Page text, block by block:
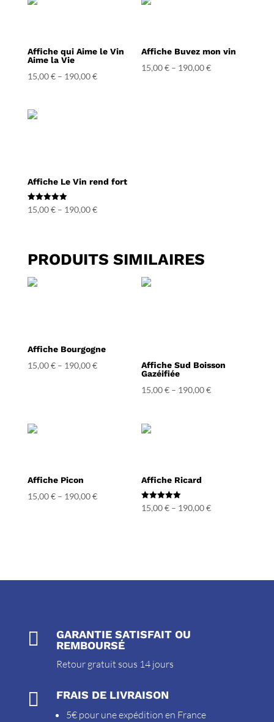
Affiche qui Aime le Vin
Aime la Vie
15,00€– 190,00€
Affiche Buvez mon vin
15,00€ – 190,00€
Affiche Le Vin rend fort
Note
5.00
15,00€– 190,00€
PRODUITS SIMILAIRES
Affiche Bourgogne
15,00€– 190,00€
Affiche Sud Boisson
Gazéifiée
15,00€ – 190,00€
Affiche Picon
15,00€– 190,00€
Affiche Ricard
Note
5.00
15,00€ – 190,00€

GARANTIE SATISFAIT OU
REMBOURSÉ
Retour gratuit sous 14 jours
 FRAIS DE LIVRAISON
5€ pour une expédition en France